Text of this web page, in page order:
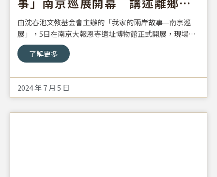
鄉生命故事
由沈春池文教基金會主辦的「我家的兩岸故事—南京巡
展」，5日在南京大報恩寺遺址博物館正式開展，現場參
與開幕式的貴賓約300人。
了解更多
2024 年 7 月 5 日